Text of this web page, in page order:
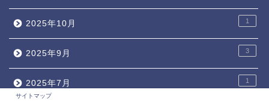
2025年10月 1
2025年9月 3
2025年7月 1
サイトマップ